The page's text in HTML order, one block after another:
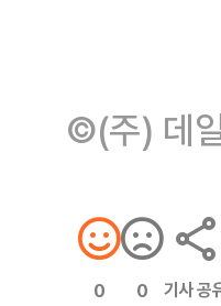
©(주) 데
0 0 기사 공